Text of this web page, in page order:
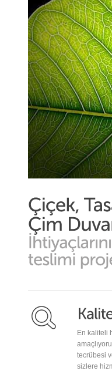
En kaliteli
tecrübesi
sizlere